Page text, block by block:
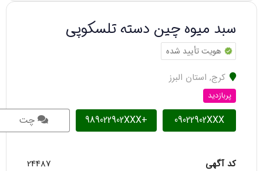
سبد میوه چین دسته تلسکوپی
هویت تأیید شده
کرج, استان البرز
پربازدید
09022902XXX
+989022902XXX چت
کد آگهی 24487